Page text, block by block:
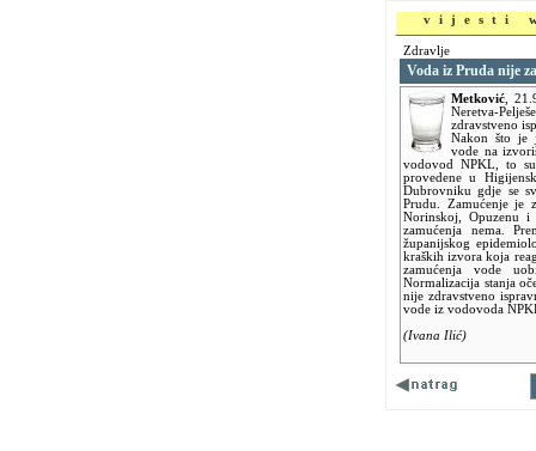
vijesti
Zdravlje
Voda iz Pruda nije
Metković
Neretva-
zdravstveno
Nakon što je
vode na
vodovod NPKL, to
provedene u
Dubrovniku gdje se
Prudu. Zamućenje je
Norinskoj, Opuzenu
zamućenja nema.
županijskog
kraških izvora koja
zamućenja vode
Normalizacija stanja
nije zdravstveno
vode iz vodovoda
(Ivana Ilić)